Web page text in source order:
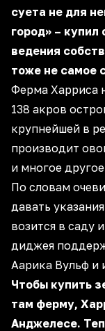
суета не для
город» –
ведения
тоже не самое
Ферма Харриса
138 акров
крупнейшей в
производит
и многое
По словам
давать
возится в саду
диджея
Аарика Вульф и
Чтобы купить
там ферму,
Анджелесе.